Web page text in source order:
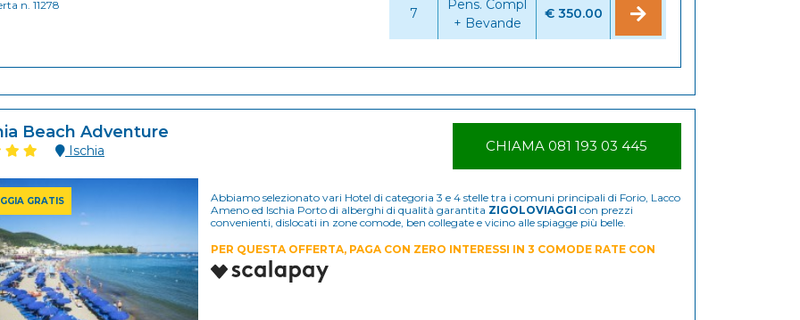
n. 11278
7
Pens. Compl
+ Bevande
€ 350.00
Beach Adventure
Ischia CHIAMA 081 193 03 445
GRATIS
Abbiamo selezionato vari Hotel di categoria 3 e 4 stelle tra i comuni principali di Forio, Lacco
Ameno ed Ischia Porto di alberghi di qualità garantita ZIGOLOVIAGGI con prezzi
convenienti, dislocati in zone comode, ben collegate e vicino alle spiagge più belle.
PER QUESTA OFFERTA, PAGA CON ZERO INTERESSI IN 3 COMODE RATE CON